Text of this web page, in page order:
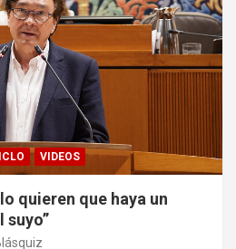
VIDEOS
quieren que haya un
suyo”